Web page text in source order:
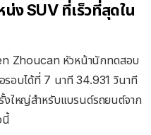
ง SUV ที่เร็วที่สุดใน
Zhoucan หัวหน้านักทดสอบ
รอบได้ที่ 7 นาที 34.931 วินาที
งใหญ่สำหรับแบรนด์รถยนต์จาก
นี้